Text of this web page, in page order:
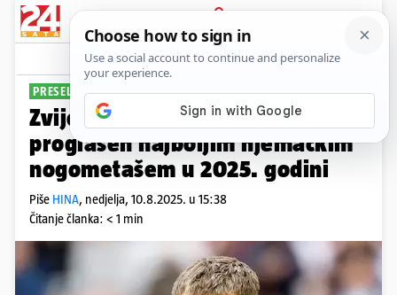
PRIJAVA
Sport Komentari
PRESELIO NA ANFIELD
Zvijezda u usponu: Florian Wirtz
proglašen najboljim njemačkim
nogometašem u 2025. godini
Piše HINA, nedjelja, 10.8.2025. u 15:38
Čitanje članka: < 1 min